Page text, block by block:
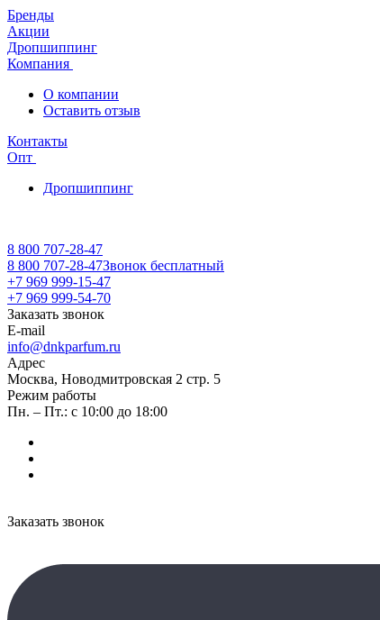
Бренды
Акции
Дропшиппинг
Компания
О компании
Оставить отзыв
Контакты
Опт
Дропшиппинг
8 800 707-28-47
8 800 707-28-47Звонок бесплатный
+7 969 999-15-47
+7 969 999-54-70
Заказать звонок
E-mail
info@dnkparfum.ru
Адрес
Москва, Новодмитровская 2 стр. 5
Режим работы
Пн. – Пт.: с 10:00 до 18:00
Заказать звонок